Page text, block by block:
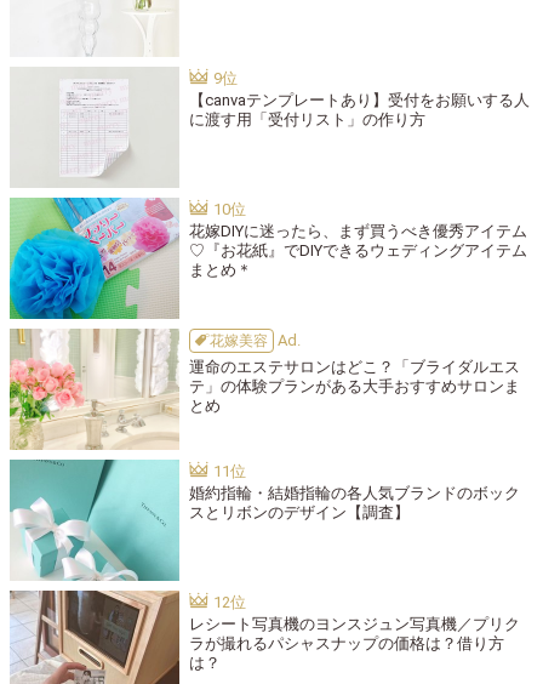
【canvaテンプレートあり】受付をお願いする人
に渡す用「受付リスト」の作り方
花嫁DIYに迷ったら、まず買うべき優秀アイテム
♡『お花紙』でDIYできるウェディングアイテム
まとめ＊
花嫁美容
運命のエステサロンはどこ？「ブライダルエス
テ」の体験プランがある大手おすすめサロンま
とめ
婚約指輪・結婚指輪の各人気ブランドのボック
スとリボンのデザイン【調査】
レシート写真機のヨンスジュン写真機／プリク
ラが撮れるパシャスナップの価格は？借り方
は？